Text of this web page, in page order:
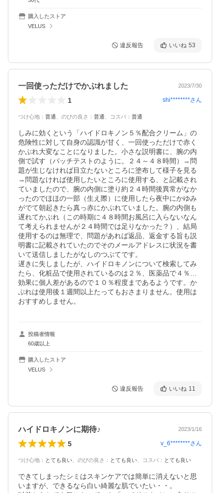
購入したストア
VELUS
違反報告 いいね 53
一回使っただけでかぶれました 2023/7/30
1 shi********さん
つけ心地 ： 普通 のびの良さ ： 普通 コスパ ： 普通
しみに効くという「ハイドロキノン５％配合クリーム」の
危険性に対して自身の認識が甘く、一回使っただけで赤く
かぶれ大変なことになりました。小さな説明書に、腕の内
側で試す（パッチテストのように。２４～４８時間）→問
題が生じなければ目立たないところに塗布して様子を見る
→問題なければ使用したいところに使用する、と記載され
ていましたので、腕の内側に塗り約２４時間後異常がなか
ったのでほほの一部（生え際）に使用したら夜中にかゆみ
がでて朝起きたら真っ赤にかぶれていました。腕の内側も
遅れてかぶれ（この時期に４８時間お風呂に入らないなん
て考えられませんが２４時間では足りなかった？）、結局
使用するのは無理で、問題があれば返品、返金する旨も説
明書に記載されていたのでそのメールアドレスに状況を書
いて送信しましたがなしのつぶてです。
遅きに失しましたが、ハイドロキノンについて検索してみ
たら、化粧品で使用されているのは２％、医薬品で４％…
効果に個人差があるので１０％程度まであるようです。か
ぶれは使用後１週間以上たってもおさまりません。使用は
おすすめしません。
投稿者情報
60歳以上
購入したストア
VELUS
違反報告 いいね 11
ハイドロキノンに期待♪ 2023/1/16
5 v_6********さん
つけ心地 ： とても良い のびの良さ ： とても良い コスパ ： とても良い
できてしまったシミはスキンケアでは簡単に消えないと思
いますが、できるなら白い綺麗な肌でいたい・・。